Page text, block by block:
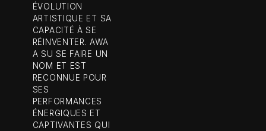
ÉVOLUTION
ARTISTIQUE ET SA
CAPACITÉ À SE
RÉINVENTER. AWA
A SU SE FAIRE UN
NOM ET EST
RECONNUE POUR
SES
PERFORMANCES
ÉNERGIQUES ET
CAPTIVANTES QUI